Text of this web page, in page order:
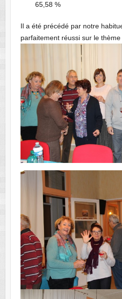
65,58 %
Il a été précédé par notre
parfaitement réussi sur le